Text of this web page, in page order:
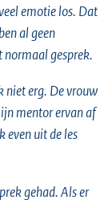
emotie los. Dat
al geen
normaal gesprek.
niet erg. De vrouw
mentor ervan af
even uit de les
gehad. Als er